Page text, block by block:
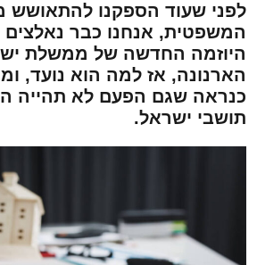
לפני שעוד הספקנו להתאושש
המשפטית, אנחנו כבר
היוזמה החדשה של ממשלת
הארנונה, אז למה הוא נועד,
כנראה שגם הפעם לא תהייה
תושבי ישראל.